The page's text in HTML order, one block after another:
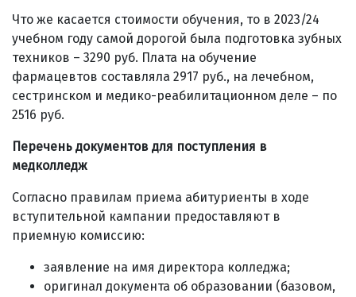
Что же касается стоимости обучения, то в 2023/24
учебном году самой дорогой была подготовка зубных
техников – 3290 руб. Плата на обучение
фармацевтов составляла 2917 руб., на лечебном,
сестринском и медико-реабилитационном деле – по
2516 руб.
Перечень документов для поступления в
медколледж
Согласно правилам приема абитуриенты в ходе
вступительной кампании предоставляют в
приемную комиссию:
заявление на имя директора колледжа;
оригинал документа об образовании (базовом,